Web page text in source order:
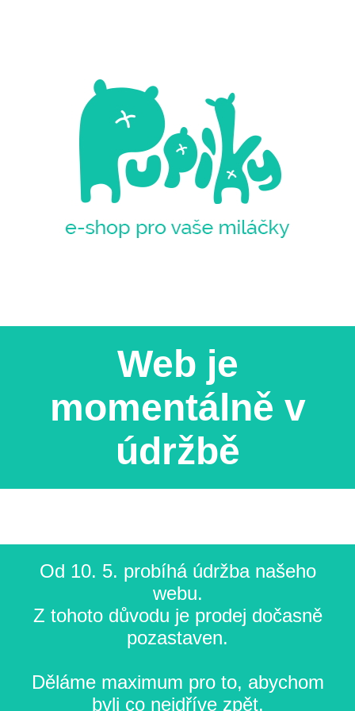
Web je
momentálně v
údržbě
Od 10. 5. probíhá údržba našeho
webu.
Z tohoto důvodu je prodej dočasně
pozastaven.
Děláme maximum pro to, abychom
byli co nejdříve zpět.